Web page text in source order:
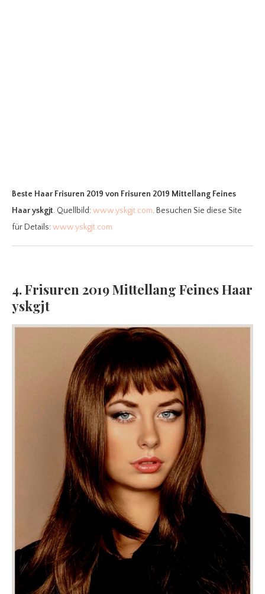
Beste Haar Frisuren 2019 von Frisuren 2019 Mittellang Feines
Haar yskgjt. Quellbild:www.yskgjt.com. Besuchen Sie diese Site
für Details:www.yskgjt.com
4. Frisuren 2019 Mittellang Feines Haar
yskgjt